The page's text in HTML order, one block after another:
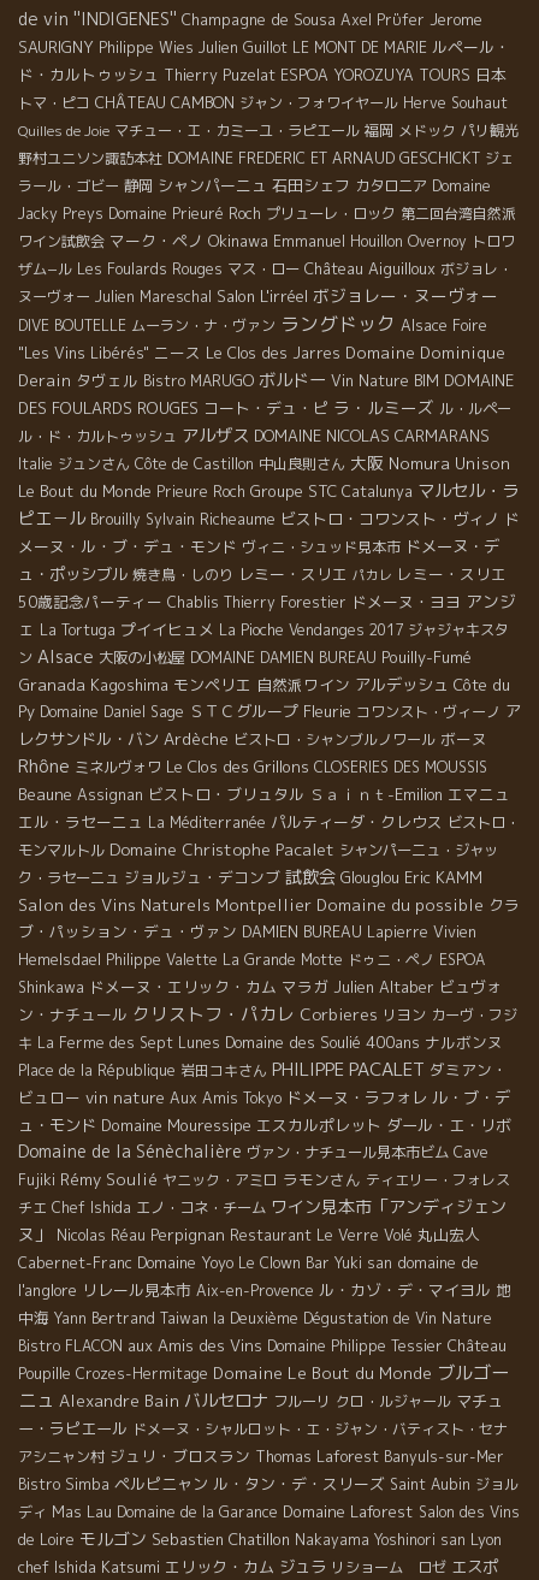
de vin ''INDIGENES'' Champagne de Sousa Axel Prϋfer Jerome
SAURIGNY Philippe Wies Julien Guillot LE MONT DE MARIE ルペール・
ド・カルトゥッシュ Thierry Puzelat ESPOA YOROZUYA TOURS 日本
トマ・ピコ CHÂTEAU CAMBON ジャン・フォワイヤール Herve Souhaut
Quilles de Joie マチュー・エ・カミーユ・ラピエール 福岡 メドック パリ観光
野村ユニソン諏訪本社 DOMAINE FREDERIC ET ARNAUD GESCHICKT ジェ
ラール・ゴビー 静岡 シャンパーニュ 石田シェフ カタロニア Domaine
Jacky Preys Domaine Prieuré Roch プリューレ・ロック 第二回台湾自然派
ワイン試飲会 マーク・ペノ Okinawa Emmanuel Houillon Overnoy トロワ
ザム−ル Les Foulards Rouges マス・ロー Château Aiguilloux ボジョレ・
ヌーヴォー Julien Mareschal Salon L'irréel ボジョレー・ヌーヴォー
DIVE BOUTELLE ムーラン・ナ・ヴァン ラングドック Alsace Foire
"Les Vins Libérés" ニース Le Clos des Jarres Domaine Dominique
Derain タヴェル Bistro MARUGO ボルドー Vin Nature BIM DOMAINE
DES FOULARDS ROUGES コート・デュ・ピ ラ・ルミーズ ル・ルペー
ル・ド・カルトゥッシュ アルザス DOMAINE NICOLAS CARMARANS
Italie ジュンさん Côte de Castillon 中山良則さん 大阪 Nomura Unison
Le Bout du Monde Prieure Roch Groupe STC Catalunya マルセル・ラ
ピエ－ル Brouilly Sylvain Richeaume ビストロ・コワンスト・ヴィノ ド
メーヌ・ル・ブ・デュ・モンド ヴィニ・シュッド見本市 ドメーヌ・デ
ュ・ポッシブル 焼き鳥・しのり レミー・スリエ パカレ レミー・スリエ
50歳記念パーティー Chablis Thierry Forestier ドメーヌ・ヨヨ アンジ
ェ La Tortuga プイイヒュメ La Pioche Vendanges 2017 ジャジャキスタ
ン Alsace 大阪の小松屋 DOMAINE DAMIEN BUREAU Pouilly-Fumé
Granada Kagoshima モンペリエ 自然派ワイン アルデッシュ Côte du
Py Domaine Daniel Sage ＳＴＣグループ Fleurie コワンスト・ヴィーノ ア
レクサンドル・バン Ardèche ビストロ・シャンブルノワール ボーヌ
Rhône ミネルヴォワ Le Clos des Grillons CLOSERIES DES MOUSSIS
Beaune Assignan ビストロ・ブリュタル Ｓａｉｎｔ-Emilion エマニュ
エル・ラセーニュ La Méditerranée パルティーダ・クレウス ビストロ・
モンマルトル Domaine Christophe Pacalet シャンパーニュ・ジャッ
ク・ラセーニュ ジョルジュ・デコンブ 試飲会 Glouglou Eric KAMM
Salon des Vins Naturels Montpellier Domaine du possible クラ
ブ・パッション・デュ・ヴァン DAMIEN BUREAU Lapierre Vivien
Hemelsdael Philippe Valette La Grande Motte ドゥニ・ペノ ESPOA
Shinkawa ドメーヌ・エリック・カム マラガ Julien Altaber ビュヴォ
ン・ナチュール クリストフ・パカレ Corbieres リヨン カーヴ・フジ
キ La Ferme des Sept Lunes Domaine des Soulié 400ans ナルボンヌ
Place de la République 岩田コキさん PHILIPPE PACALET ダミアン・
ビュロー vin nature Aux Amis Tokyo ドメーヌ・ラフォレ ル・ブ・デ
ュ・モンド Domaine Mouressipe エスカルポレット ダール・エ・リボ
Domaine de la Sénèchalière ヴァン・ナチュール見本市ビム Cave
Fujiki Rémy Soulié ヤニック・アミロ ラモンさん ティエリー・フォレス
チエ Chef Ishida エノ・コネ・チーム ワイン見本市「アンディジェン
ヌ」
Nicolas Réau Perpignan Restaurant Le Verre Volé 丸山宏人
Cabernet-Franc Domaine Yoyo Le Clown Bar Yuki san domaine de
l'anglore リレール見本市 Aix-en-Provence ル・カゾ・デ・マイヨル 地
中海 Yann Bertrand Taiwan la Deuxième Dégustation de Vin Nature
Bistro FLACON aux Amis des Vins Domaine Philippe Tessier Château
Poupille Crozes-Hermitage Domaine Le Bout du Monde ブルゴー
ニュ Alexandre Bain バルセロナ フルーリ クロ・ルジャール マチュ
ー・ラピエール ドメーヌ・シャルロット・エ・ジャン・バティスト・セナ
アシニャン村 ジュリ・ブロスラン Thomas Laforest Banyuls-sur-Mer
Bistro Simba ペルピニャン ル・タン・デ・スリーズ Saint Aubin ジョル
ディ Mas Lau Domaine de la Garance Domaine Laforest Salon des Vins
de Loire モルゴン Sebastien Chatillon Nakayama Yoshinori san Lyon
chef Ishida Katsumi エリック・カム ジュラ リショーム ロゼ エスポ